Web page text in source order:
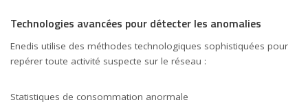
Technologies avancées pour détecter les anomalies
Enedis utilise des méthodes technologiques sophistiquées pour
repérer toute activité suspecte sur le réseau :
Statistiques de consommation anormale